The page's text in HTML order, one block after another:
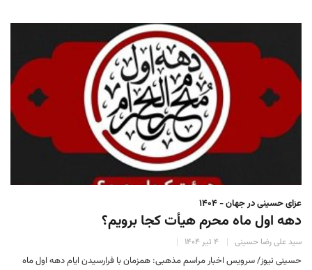
عزای حسینی در جهان - ۱۴۰۴
دهه اول ماه محرم هیأت کجا برویم؟
سید علی رضا حسینی ۴ تیر ۱۴۰۴
حسینی نیوز/ سرویس اخبار مراسم مذهبی: همزمان با فرارسیدن ایام دهه اول ماه